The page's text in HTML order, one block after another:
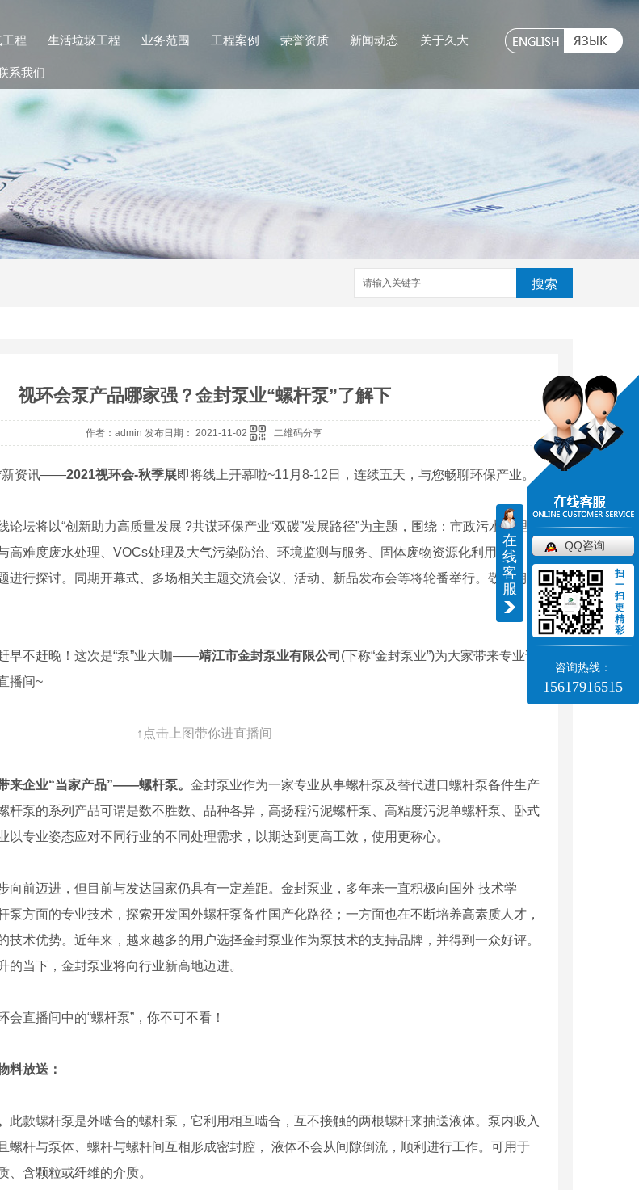
程 生活垃圾工程 业务范围 工程案例 荣誉资质 新闻动态 关于久大
系我们
搜索
视环会泵产品哪家强？金封泵业“螺杆泵”了解下
作者：admin 发布日期： 2021-11-02 二维码分享
资讯——2021视环会-秋季展即将线上开幕啦~11月8-12日，连续五天，与您畅聊环保产业。
将以“创新助力高质量发展 ?共谋环保产业“双碳”发展路径”为主题，围绕：市政污水处理、
高难度废水处理、VOCs处理及大气污染防治、环境监测与服务、固体废物资源化利用与处
进行探讨。同期开幕式、多场相关主题交流会议、活动、新品发布会等将轮番举行。敬请期待
不赶晚！这次是“泵”业大咖——靖江市金封泵业有限公司 (下称“金封泵业”)为大家带来专业讲
播间~
↑点击上图带你进直播间
来企业“当家产品”——螺杆泵。 金封泵业作为一家专业从事螺杆泵及替代进口螺杆泵备件生产
杆泵的系列产品可谓是数不胜数、品种各异，高扬程污泥螺杆泵、高粘度污泥单螺杆泵、卧式
专业姿态应对不同行业的不同处理需求，以期达到更高工效，使用更称心。
前迈进，但目前与发达国家仍具有一定差距。金封泵业，多年来一直积极向国外 技术学
泵方面的专业技术，探索开发国外螺杆泵备件国产化路径；一方面也在不断培养高素质人才，
技术优势。近年来，越来越多的用户选择金封泵业作为泵技术的支持品牌，并得到一众好评。
的当下，金封泵业将向行业新高地迈进。
直播间中的“螺杆泵”，你不可不看！
料放送：
此款螺杆泵是外啮合的螺杆泵，它利用相互啮合，互不接触的两根螺杆来抽送液体。泵内吸入
螺杆与泵体、螺杆与螺杆间互相形成密封腔， 液体不会从间隙倒流，顺利进行工作。可用于
、含颗粒或纤维的介质。
在
线
客
服
QQ咨询
扫
一
扫
更
精
彩
咨询热线：
15617916515